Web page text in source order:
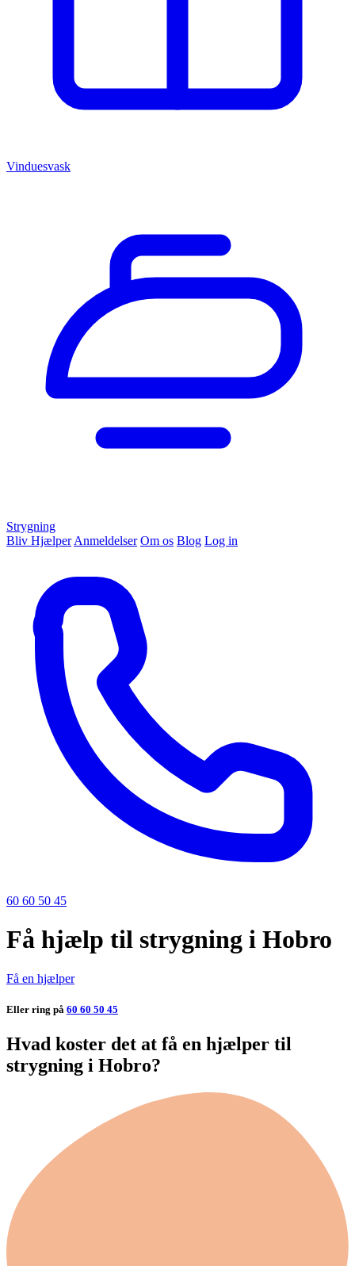
Vinduesvask
Strygning
Bliv Hjælper Anmeldelser Om os Blog Log in
60 60 50 45
Få hjælp til strygning i Hobro
Få en hjælper
Eller ring på 60 60 50 45
Hvad koster det at få en hjælper til
strygning i Hobro?